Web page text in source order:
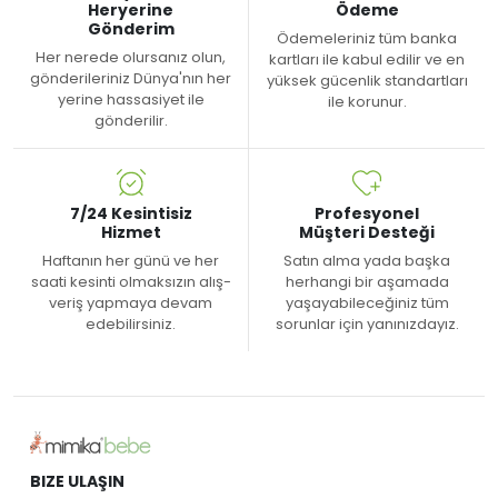
Heryerine
Gönderim
Her nerede olursanız olun,
gönderileriniz Dünya'nın her
yerine hassasiyet ile
gönderilir.
Ödeme
Ödemeleriniz tüm banka
kartları ile kabul edilir ve en
yüksek gücenlik standartları
ile korunur.
7/24 Kesintisiz
Hizmet
Haftanın her günü ve her
saati kesinti olmaksızın alış-
veriş yapmaya devam
edebilirsiniz.
Profesyonel
Müşteri Desteği
Satın alma yada başka
herhangi bir aşamada
yaşayabileceğiniz tüm
sorunlar için yanınızdayız.
BIZE ULAŞIN